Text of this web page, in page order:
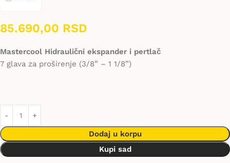
85.690,00 RSD
Mastercool Hidraulični ekspander i pertlač
7 glava za proširenje (3/8” – 1 1/8”)
Dodaj u korpu
Kupi sad